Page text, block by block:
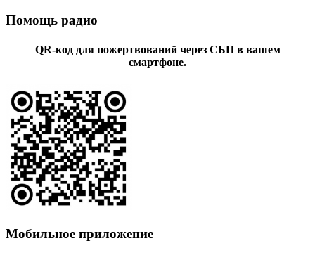
Помощь радио
QR-код для пожертвований через СБП в вашем
смартфоне.
Мобильное приложение